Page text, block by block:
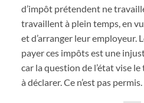
d’impôt prétendent ne
travaillent à plein temps, en
et d’arranger leur employeur.
payer ces impôts est une
car la question de l’état vise
à déclarer. Ce n’est pas permis.